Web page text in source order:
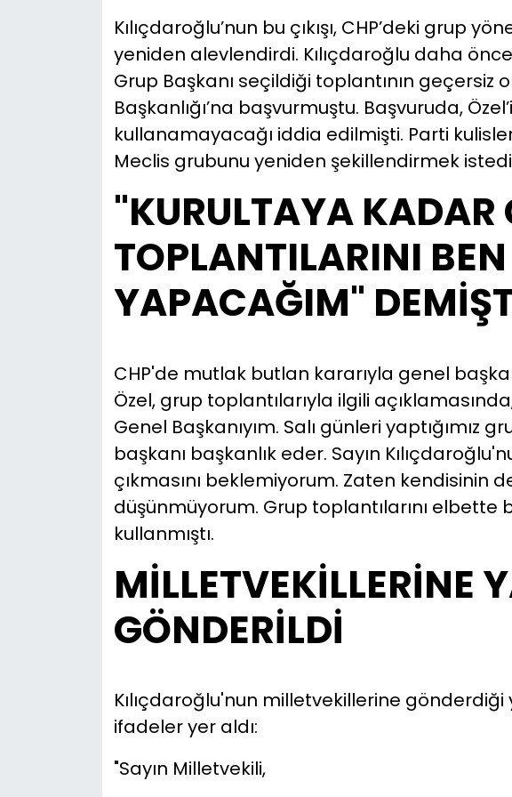
Kılıçdaroğlu’nun bu çıkışı, CHP’deki grup
yeniden alevlendirdi. Kılıçdaroğlu daha önce
Grup Başkanı seçildiği toplantının geçersiz
Başkanlığı’na başvurmuştu. Başvuruda,
kullanamayacağı iddia edilmişti. Parti
Meclis grubunu yeniden şekillendirmek
"KURULTAYA KADAR
TOPLANTILARINI BEN
YAPACAĞIM"
CHP'de mutlak butlan kararıyla genel
Özel, grup toplantılarıyla ilgili
Genel Başkanıyım. Salı günleri yaptığımız
başkanı başkanlık eder. Sayın
çıkmasını beklemiyorum. Zaten kendisinin
düşünmüyorum. Grup toplantılarını elbette
kullanmıştı.
MİLLETVEKİLLERİNE
GÖNDERİLDİ
Kılıçdaroğlu'nun milletvekillerine gönderdiği
ifadeler yer aldı:
"Sayın Milletvekili,